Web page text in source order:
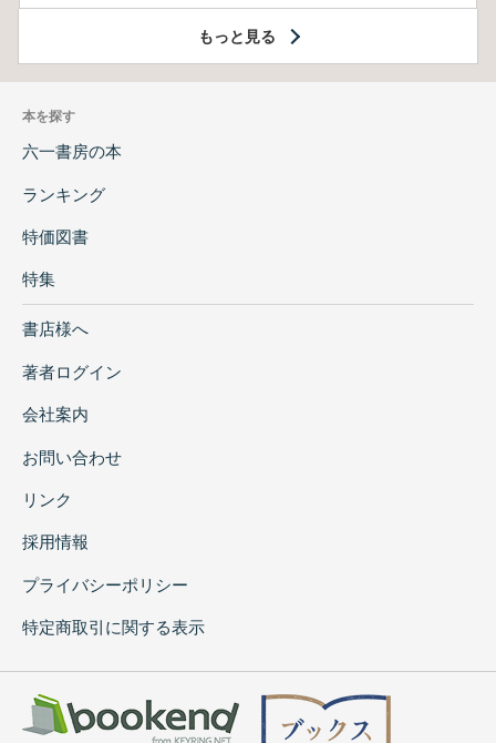
もっと見る
本を探す
六一書房の本
ランキング
特価図書
特集
書店様へ
著者ログイン
会社案内
お問い合わせ
リンク
採用情報
プライバシーポリシー
特定商取引に関する表示